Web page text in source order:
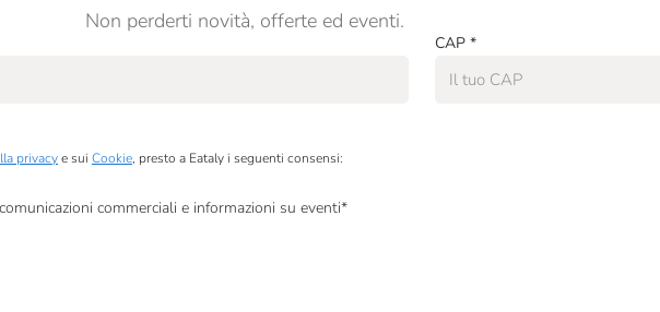
Non perderti novità, offerte ed eventi.
CAP *
privacye sui Cookie, presto a Eataly i seguenti consensi:
commerciali e informazioni su eventi*